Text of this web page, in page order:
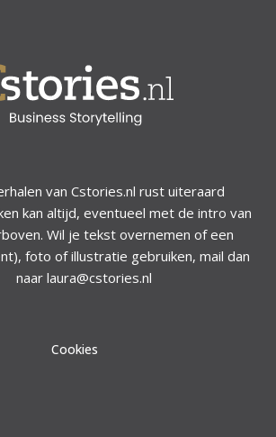
van Cstories.nl rust uiteraard
kan altijd, eventueel met de intro van
Wil je tekst overnemen of een
foto of illustratie gebruiken, mail dan
naar laura@cstories.nl
Cookies